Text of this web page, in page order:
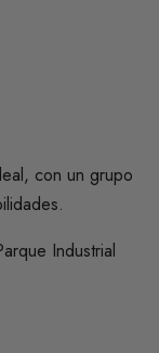
con un grupo
Industrial